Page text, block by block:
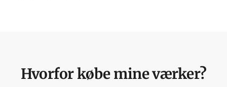
Hvorfor købe mine værker?